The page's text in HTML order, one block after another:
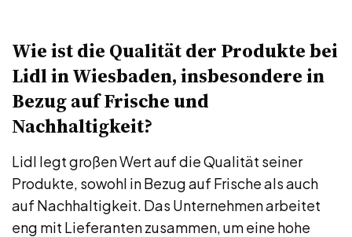
Wie ist die Qualität der Produkte bei
Lidl in Wiesbaden, insbesondere in
Bezug auf Frische und
Nachhaltigkeit?
Lidl legt großen Wert auf die Qualität seiner
Produkte, sowohl in Bezug auf Frische als auch
auf Nachhaltigkeit. Das Unternehmen arbeitet
eng mit Lieferanten zusammen, um eine hohe